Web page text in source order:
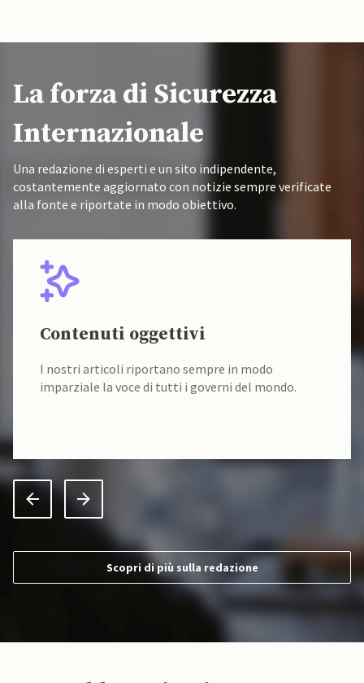
La forza di Sicurezza
Internazionale
Una redazione di esperti e un sito indipendente,
costantemente aggiornato con notizie sempre verificate
alla fonte e riportate in modo obiettivo.
Contenuti oggettivi
I nostri articoli riportano sempre in modo
imparziale la voce di tutti i governi del mondo.
Scopri di più sulla redazione